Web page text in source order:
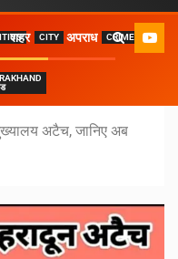
शहर CITY अपराध CRIME
अटैच, जानिए अब